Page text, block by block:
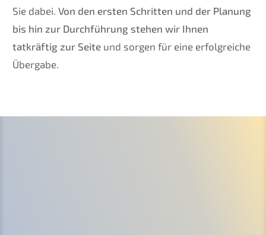
Sie dabei. Von den ersten Schritten und der Planung
bis hin zur Durchführung stehen wir Ihnen
tatkräftig zur Seite und sorgen für eine erfolgreiche
Übergabe.